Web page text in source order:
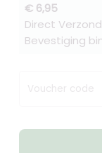
€ 6,95
Direct
Bevestiging
Voucher code